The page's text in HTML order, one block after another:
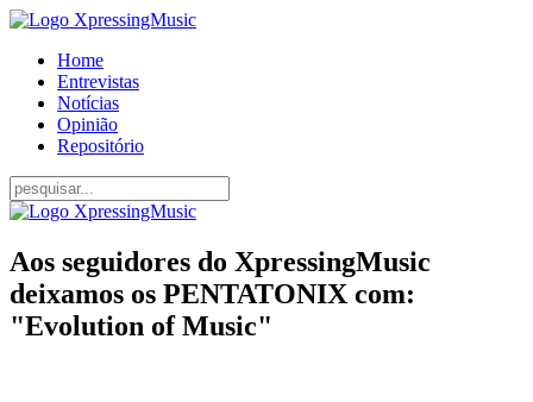
Home
Entrevistas
Notícias
Opinião
Repositório
Aos seguidores do XpressingMusic
deixamos os PENTATONIX com:
"Evolution of Music"